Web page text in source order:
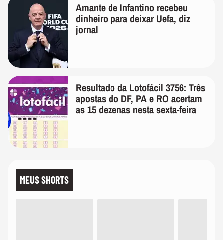
Amante de Infantino recebeu
dinheiro para deixar Uefa, diz
jornal
Resultado da Lotofácil 3756: Três
apostas do DF, PA e RO acertam
as 15 dezenas nesta sexta-feira
MEUS SHORTS